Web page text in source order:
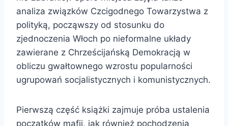
analiza związków Czcigodnego Towarzystwa z
polityką, począwszy od stosunku do
zjednoczenia Włoch po nieformalne układy
zawierane z Chrześcijańską Demokracją w
obliczu gwałtownego wzrostu popularności
ugrupowań socjalistycznych i komunistycznych.
Pierwszą część książki zajmuje próba ustalenia
początków mafii, jak również pochodzenia